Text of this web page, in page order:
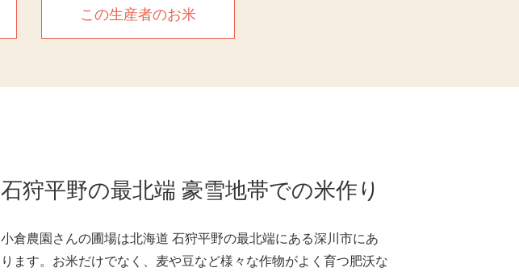
この生産者のお米
石狩平野の最北端 豪雪地帯での米作り
小倉農園さんの圃場は北海道 石狩平野の最北端にある深川市にあ
ります。お米だけでなく、麦や豆など様々な作物がよく育つ肥沃な